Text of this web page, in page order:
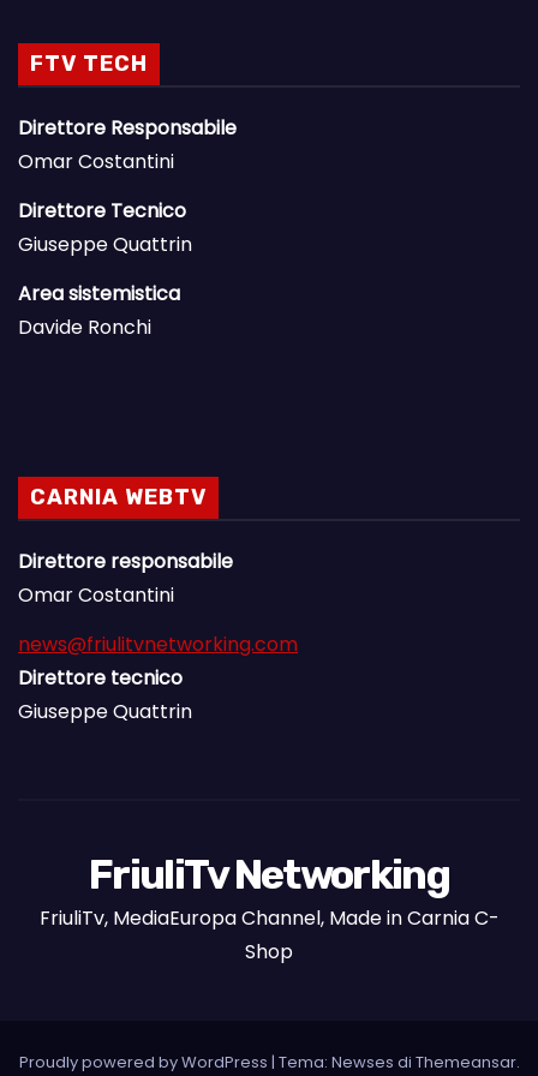
FTV TECH
Direttore Responsabile
Omar Costantini
Direttore Tecnico
Giuseppe Quattrin
Area sistemistica
Davide Ronchi
CARNIA WEBTV
Direttore responsabile
Omar Costantini
news@friulitvnetworking.com
Direttore tecnico
Giuseppe Quattrin
FriuliTv Networking
FriuliTv, MediaEuropa Channel, Made in Carnia C-
Shop
Proudly powered by WordPress | Tema: Newses di Themeansar.